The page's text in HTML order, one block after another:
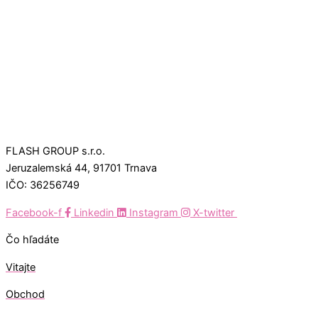
FLASH GROUP s.r.o.
Jeruzalemská 44, 91701 Trnava
IČO: 36256749
Facebook-f Linkedin Instagram X-twitter
Čo hľadáte
Vitajte
Obchod